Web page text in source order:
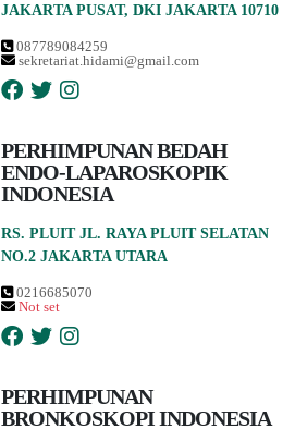
JAKARTA PUSAT, DKI JAKARTA 10710
087789084259
sekretariat.hidami@gmail.com
PERHIMPUNAN BEDAH
ENDO-LAPAROSKOPIK
INDONESIA
RS. PLUIT JL. RAYA PLUIT SELATAN
NO.2 JAKARTA UTARA
0216685070
Not set
PERHIMPUNAN
BRONKOSKOPI INDONESIA